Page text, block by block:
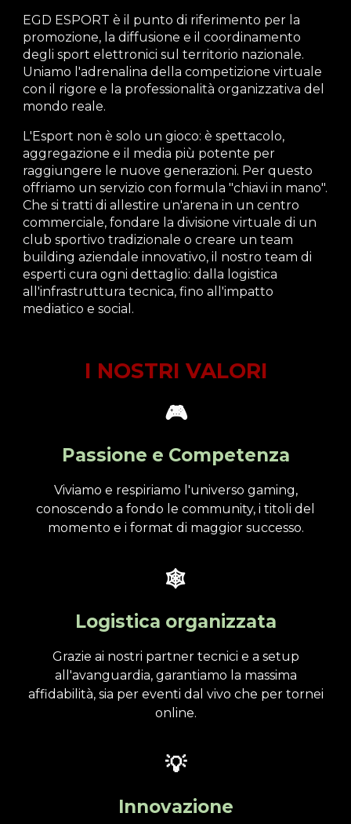
EGD ESPORT è il punto di riferimento per la
promozione, la diffusione e il coordinamento
degli sport elettronici sul territorio nazionale.
Uniamo l'adrenalina della competizione virtuale
con il rigore e la professionalità organizzativa del
mondo reale.
L'Esport non è solo un gioco: è spettacolo,
aggregazione e il media più potente per
raggiungere le nuove generazioni. Per questo
offriamo un servizio con formula"chiavi in mano".
Che si tratti di allestire un'arena in un centro
commerciale, fondare la divisione virtuale di un
club sportivo tradizionale o creare un team
building aziendale innovativo, il nostro team di
esperti cura ogni dettaglio: dalla logistica
all'infrastruttura tecnica, fino all'impatto
mediatico e social.
I NOSTRI VALORI
🎮
Passione e Competenza
Viviamo e respiriamo l'universo gaming,
conoscendo a fondo le community, i titoli del
momento e i format di maggior successo.
🕸️
Logistica organizzata
Grazie ai nostri partner tecnici e a setup
all'avanguardia, garantiamo la massima
affidabilità, sia per eventi dal vivo che per tornei
online.
💡
Innovazione